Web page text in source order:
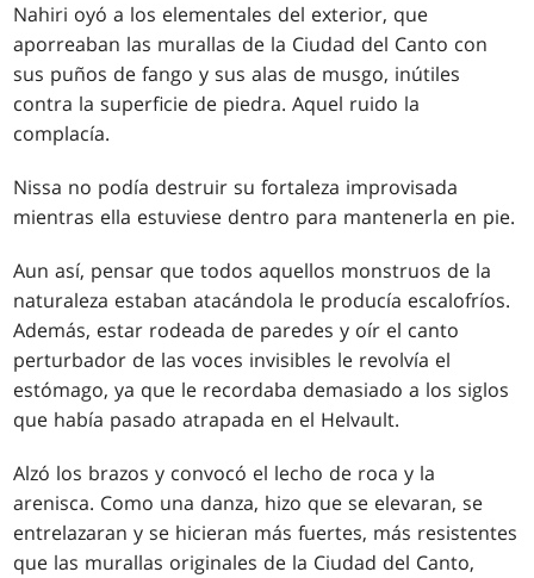
Nahiri oyó a los elementales del exterior, que
aporreaban las murallas de la Ciudad del Canto con
sus puños de fango y sus alas de musgo, inútiles
contra la superficie de piedra. Aquel ruido la
complacía.
Nissa no podía destruir su fortaleza improvisada
mientras ella estuviese dentro para mantenerla en pie.
Aun así, pensar que todos aquellos monstruos de la
naturaleza estaban atacándola le producía escalofríos.
Además, estar rodeada de paredes y oír el canto
perturbador de las voces invisibles le revolvía el
estómago, ya que le recordaba demasiado a los siglos
que había pasado atrapada en el Helvault.
Alzó los brazos y convocó el lecho de roca y la
arenisca. Como una danza, hizo que se elevaran, se
entrelazaran y se hicieran más fuertes, más resistentes
que las murallas originales de la Ciudad del Canto,